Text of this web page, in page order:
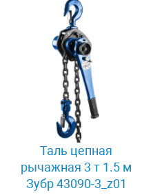
Таль цепная
рычажная 3 т 1.5 м
Зубр 43090-3_z01